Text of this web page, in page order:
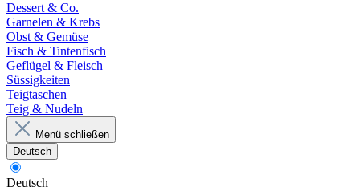
Dessert & Co.
Garnelen & Krebs
Obst & Gemüse
Fisch & Tintenfisch
Geflügel & Fleisch
Süssigkeiten
Teigtaschen
Teig & Nudeln
Menü schließen
Deutsch
Deutsch